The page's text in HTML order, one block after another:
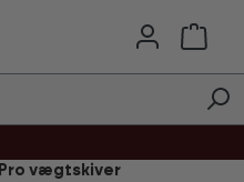
Pro vægtskiver